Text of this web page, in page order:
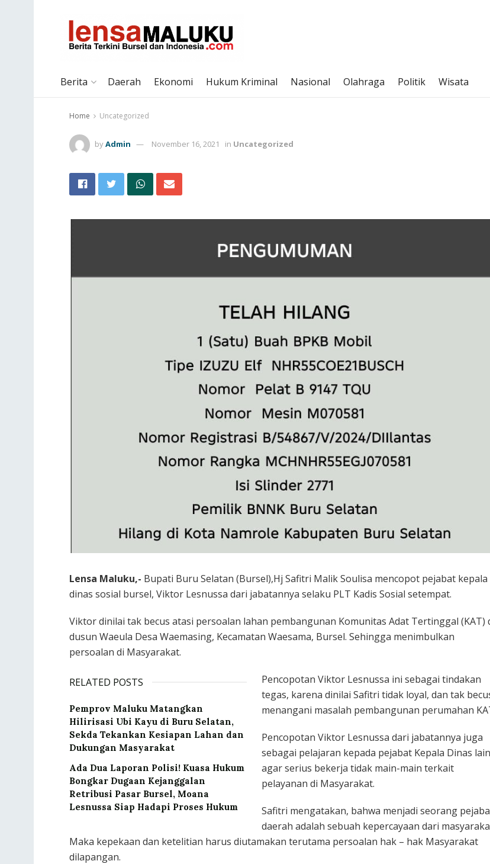
Berita Daerah Ekonomi Hukum Kriminal Nasional Olahraga Politik Wisata
Home Uncategorized
byAdmin November 16, 2021 in Uncategorized
Lensa Maluku,- Bupati Buru Selatan (Bursel),Hj Safitri Malik Soulisa mencopot pejabat kepala
dinas sosial bursel, Viktor Lesnussa dari jabatannya selaku PLT Kadis Sosial setempat.
Viktor dinilai tak becus atasi persoalan lahan pembangunan Komunitas Adat Tertinggal (KAT)
dusun Waeula Desa Waemasing, Kecamatan Waesama, Bursel. Sehingga menimbulkan
persoalan di Masyarakat.
RELATED POSTS
‎Pemprov Maluku Matangkan
Hilirisasi Ubi Kayu di Buru Selatan,
Sekda Tekankan Kesiapan Lahan dan
Dukungan Masyarakat
Ada Dua Laporan Polisi! Kuasa Hukum
Bongkar Dugaan Kejanggalan
Retribusi Pasar Bursel, Moana
Lesnussa Siap Hadapi Proses Hukum
Pencopotan Viktor Lesnussa ini sebagai tindakan
tegas, karena dinilai Safitri tidak loyal, dan tak
menangani masalah pembangunan perumahan
Pencopotan Viktor Lesnussa dari jabatannya juga
sebagai pelajaran kepada pejabat Kepala Dinas lain
agar serius bekerja tidak main-main terkait
pelayanan di Masyarakat.
Safitri mengatakan, bahwa menjadi seorang
daerah adalah sebuah kepercayaan dari
Maka kepekaan dan ketelitian harus diutamakan terutama persoalan hak – hak Masyarakat
dilapangan.